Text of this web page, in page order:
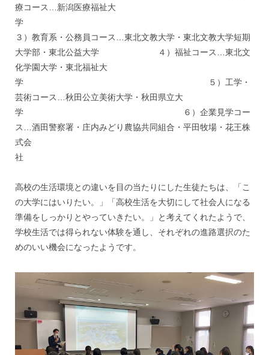
療コース…新潟医療福祉大
学
３）教育系・公務員コース…東北文教大学・東北文教大学短期
大学部・東北公益大学 ４）福祉コース…東北文
化学園大学・東北福祉大
学 ５）工学・
芸術コース…秋田公立美術大学・秋田県立大
学 ６）企業見学コー
ス…酒田警察署・庄内みどり農協共同組合・平田牧場・花王株
式会
社
高校の生活環境との違いを目の当たりにした生徒たちは、「こ
の大学にはいりたい。」「高校生活を大切にして社会人になる
準備をしっかりとやっていきたい。」と考えてくれたようで、
学校生活では得られない体験を通し、それぞれの進路選択のた
めのいい機会になったようです。